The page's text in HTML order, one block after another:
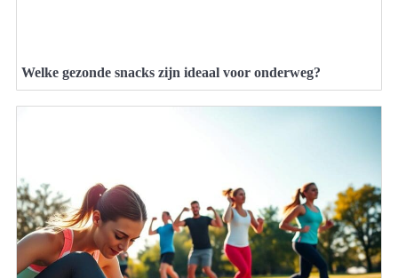
Welke gezonde snacks zijn ideaal voor onderweg?